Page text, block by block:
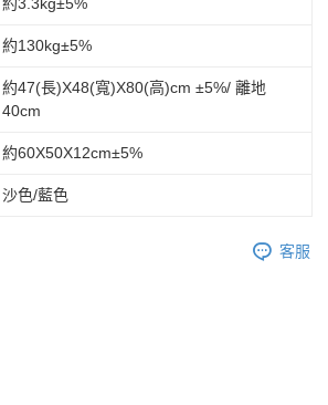
約3.3kg±5%
約130kg±5%
約47(長)X48(寬)X80(高)cm ±5%/ 離地
40cm
約60X50X12cm±5%
沙色/藍色
客服